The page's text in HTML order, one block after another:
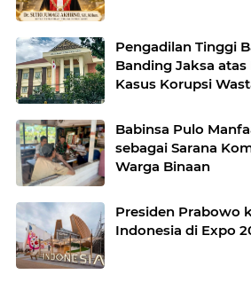
Pengadilan Tinggi
Banding Jaksa
Kasus Korupsi
Babinsa Pulo
sebagai Sarana
Warga Binaan
Presiden Prabowo
Indonesia di Expo